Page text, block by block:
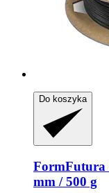
Do koszyka
FormFutura
mm / 500 g